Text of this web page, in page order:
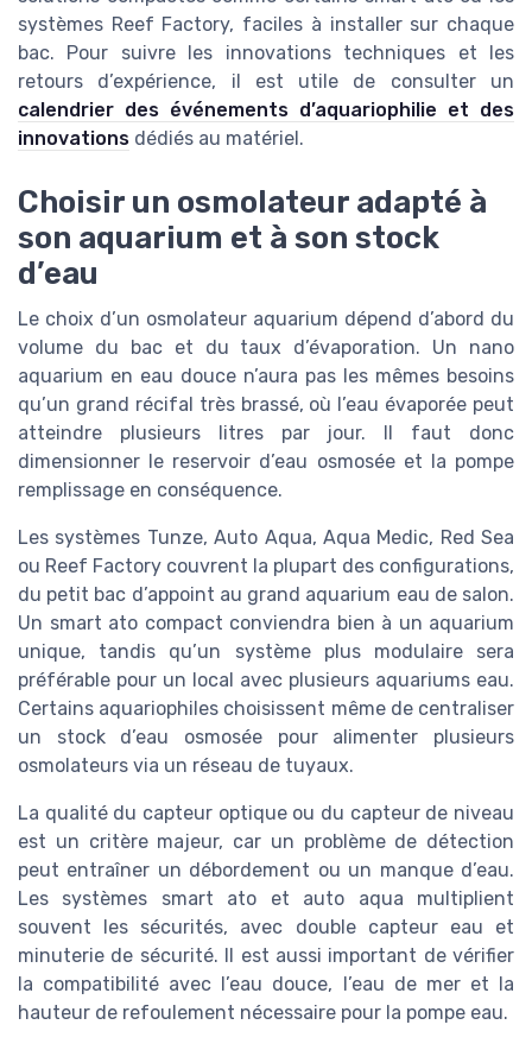
systèmes Reef Factory, faciles à installer sur chaque
bac. Pour suivre les innovations techniques et les
retours d’expérience, il est utile de consulter un
calendrier des événements d’aquariophilie et des
innovations dédiés au matériel.
Choisir un osmolateur adapté à
son aquarium et à son stock
d’eau
Le choix d’un osmolateur aquarium dépend d’abord du
volume du bac et du taux d’évaporation. Un nano
aquarium en eau douce n’aura pas les mêmes besoins
qu’un grand récifal très brassé, où l’eau évaporée peut
atteindre plusieurs litres par jour. Il faut donc
dimensionner le reservoir d’eau osmosée et la pompe
remplissage en conséquence.
Les systèmes Tunze, Auto Aqua, Aqua Medic, Red Sea
ou Reef Factory couvrent la plupart des configurations,
du petit bac d’appoint au grand aquarium eau de salon.
Un smart ato compact conviendra bien à un aquarium
unique, tandis qu’un système plus modulaire sera
préférable pour un local avec plusieurs aquariums eau.
Certains aquariophiles choisissent même de centraliser
un stock d’eau osmosée pour alimenter plusieurs
osmolateurs via un réseau de tuyaux.
La qualité du capteur optique ou du capteur de niveau
est un critère majeur, car un problème de détection
peut entraîner un débordement ou un manque d’eau.
Les systèmes smart ato et auto aqua multiplient
souvent les sécurités, avec double capteur eau et
minuterie de sécurité. Il est aussi important de vérifier
la compatibilité avec l’eau douce, l’eau de mer et la
hauteur de refoulement nécessaire pour la pompe eau.